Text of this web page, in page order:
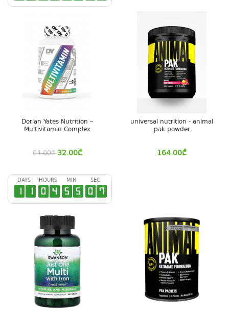
Dorian Yates Nutrition –
Multivitamin Complex
64.00₾ 32.00₾
universal nutrition - animal
pak powder
164.00₾
DAYS
1 1
HOURS
0 4
MIN
5 5
SEC
0 6